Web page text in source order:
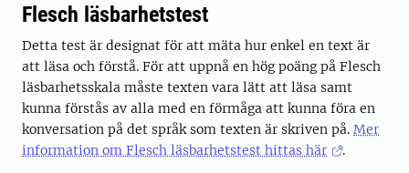
Flesch läsbarhetstest
Detta test är designat för att mäta hur enkel en text är
att läsa och förstå. För att uppnå en hög poäng på Flesch
läsbarhetsskala måste texten vara lätt att läsa samt
kunna förstås av alla med en förmåga att kunna föra en
konversation på det språk som texten är skriven på. Mer
information om Flesch läsbarhetstest hittas här
.